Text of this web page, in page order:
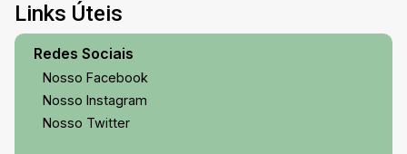
Links Úteis
Redes Sociais
Nosso Facebook
Nosso Instagram
Nosso Twitter